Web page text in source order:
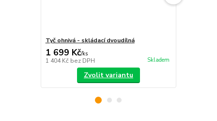
Tyč ohnivá - skládací dvoudílná
1 699 Kč/ks
1 404 Kč bez DPH Skladem
Zvolit variantu